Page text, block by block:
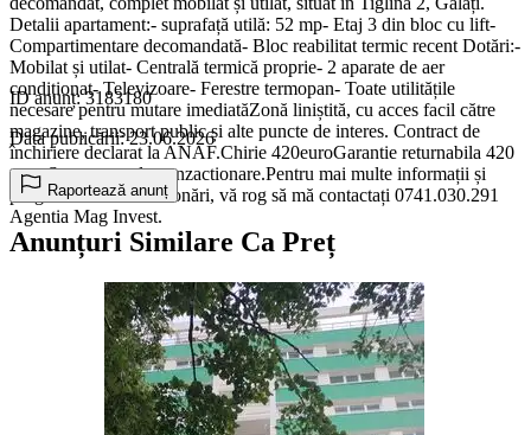
Detalii apartament:- suprafață utilă: 52 mp- Etaj 3 din bloc cu lift-
Compartimentare decomandată- Bloc reabilitat termic recent Dotări:-
Mobilat și utilat- Centrală termică proprie- 2 aparate de aer
condiționat- Televizoare- Ferestre termopan- Toate utilitățile
necesare pentru mutare imediatăZonă liniștită, cu acces facil către
magazine, transport public și alte puncte de interes. Contract de
închiriere declarat la ANAF.Chirie 420euroGarantie returnabila 420
euro.Se percepe de tranzactionare.Pentru mai multe informații și
programarea unei vizionări, vă rog să mă contactați 0741.030.291
Agentia Mag Invest.
ID anunț: 3183180
Data publicării: 23.06.2026
Raportează anunț
Anunțuri Similare Ca Preț